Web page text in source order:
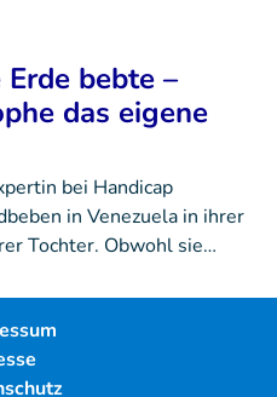
bebte –
das eigene
bei Handicap
in Venezuela in ihrer
Tochter. Obwohl sie…